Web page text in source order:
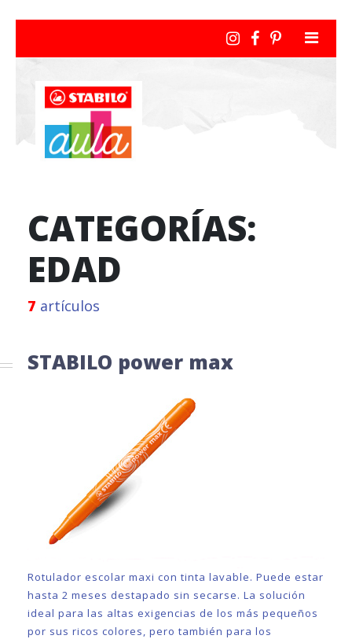
CATEGORÍAS:
EDAD
7 artículos
STABILO power max
Rotulador escolar maxi con tinta lavable. Puede estar
hasta 2 meses destapado sin secarse. La solución
ideal para las altas exigencias de los más pequeños
por sus ricos colores, pero también para los